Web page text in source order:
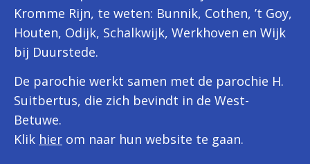
Kromme Rijn, te weten: Bunnik, Cothen, ’t Goy,
Houten, Odijk, Schalkwijk, Werkhoven en Wijk
bij Duurstede.
De parochie werkt samen met de parochie H.
Suitbertus, die zich bevindt in de West-
Betuwe.
Klik hier om naar hun website te gaan.